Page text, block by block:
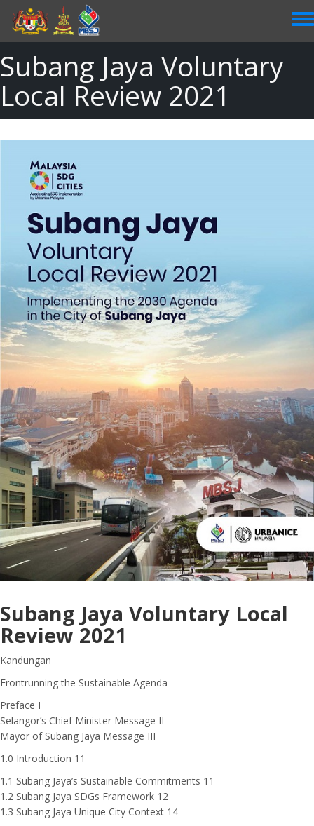
main
content
Subang Jaya Voluntary
Local Review 2021
Subang Jaya Voluntary Local
Review 2021
Kandungan
Frontrunning the Sustainable Agenda
Preface I
Selangor’s Chief Minister Message II
Mayor of Subang Jaya Message III
1.0 Introduction 11
1.1 Subang Jaya’s Sustainable Commitments 11
1.2 Subang Jaya SDGs Framework 12
1.3 Subang Jaya Unique City Context 14